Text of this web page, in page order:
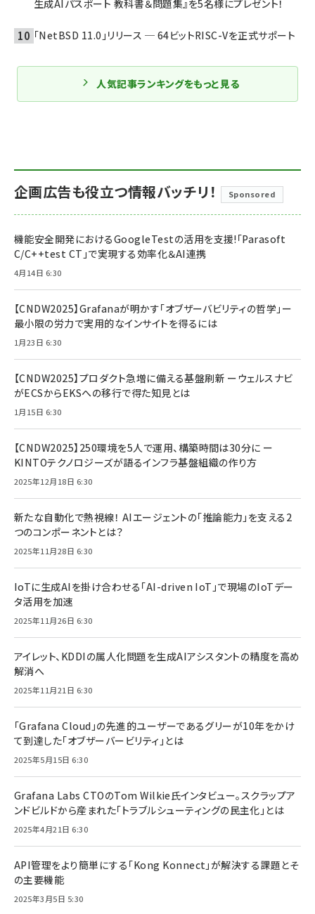
生成AIパスポート 教科書＆問題集』を5名様にプレゼント！
「NetBSD 11.0」リリース ─ 64ビットRISC-Vを正式サポート
人気記事ランキングをもっと見る
企画広告も役立つ情報バッチリ！ Sponsored
機能安全開発におけるGoogleTestの活用を支援!「Parasoft
C/C++test CT」で実現する効率化＆AI連携
4月14日 6:30
【CNDW2025】Grafanaが明かす「オブザーバビリティの哲学」ー
最小限の労力で実用的なインサイトを得るには
1月23日 6:30
【CNDW2025】プロダクト急増に備える基盤刷新 ーウェルスナビ
がECSからEKSへの移行で得た知見とは
1月15日 6:30
【CNDW2025】250環境を5人で運用、構築時間は30分に ー
KINTOテクノロジーズが語るインフラ基盤組織の作り方
2025年12月18日 6:30
新たな自動化で熱視線！ AIエージェントの「推論能力」を支える2
つのコンポーネントとは？
2025年11月28日 6:30
IoTに生成AIを掛け合わせる「AI-driven IoT」で現場のIoTデー
タ活用を加速
2025年11月26日 6:30
アイレット、KDDIの属人化問題を生成AIアシスタントの精度を高め
解消へ
2025年11月21日 6:30
「Grafana Cloud」の先進的ユーザーであるグリーが10年をかけ
て到達した「オブザーバービリティ」とは
2025年5月15日 6:30
Grafana Labs CTOのTom Wilkie氏インタビュー。スクラップア
ンドビルドから産まれた「トラブルシューティングの民主化」とは
2025年4月21日 6:30
API管理をより簡単にする「Kong Konnect」が解決する課題とそ
の主要機能
2025年3月5日 5:30